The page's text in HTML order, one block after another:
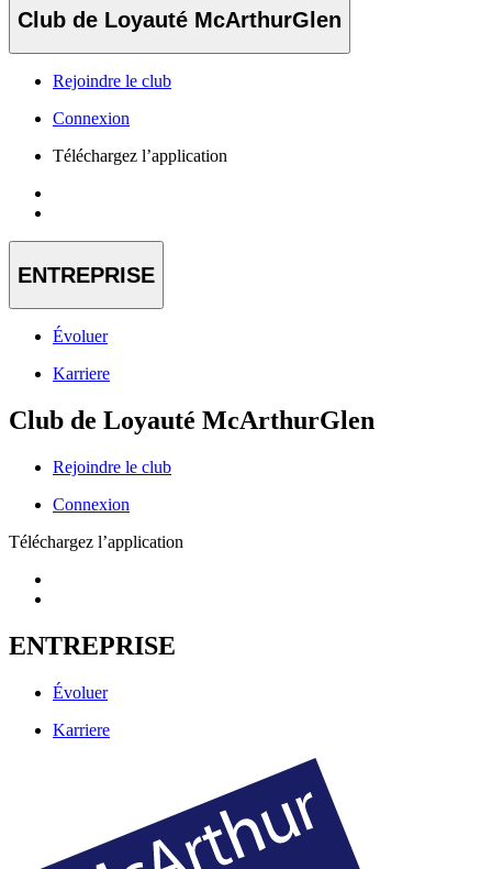
Club de Loyauté McArthurGlen
Rejoindre le club
Connexion
Téléchargez l’application
ENTREPRISE
Évoluer
Karriere
Club de Loyauté McArthurGlen
Rejoindre le club
Connexion
Téléchargez l’application
ENTREPRISE
Évoluer
Karriere